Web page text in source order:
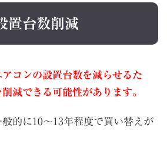
置台数削減
コンの設置台数を減らせるた
減できる可能性があります。
的に10～13年程度で買い替えが